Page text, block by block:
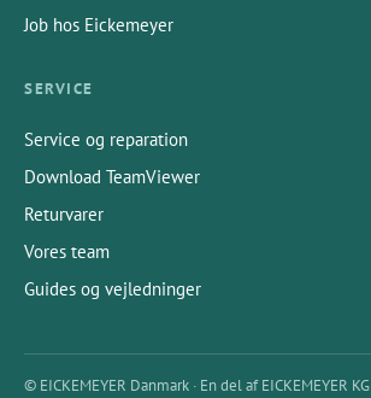
Job hos Eickemeyer
SERVICE
Service og reparation
Download TeamViewer
Returvarer
Vores team
Guides og vejledninger
© EICKEMEYER Danmark · En del af EICKEMEYER KG